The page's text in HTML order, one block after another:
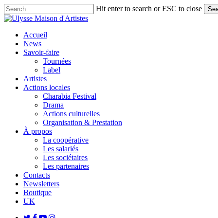
Skip
to
content
Hit enter to search or ESC to close
Close
search
Menu
Accueil
News
Savoir-faire
Tournées
Label
Artistes
Actions locales
Charabia Festival
Drama
Actions culturelles
Organisation & Prestation
À propos
La coopérative
Les salariés
Les sociétaires
Les partenaires
Contacts
Newsletters
Boutique
UK